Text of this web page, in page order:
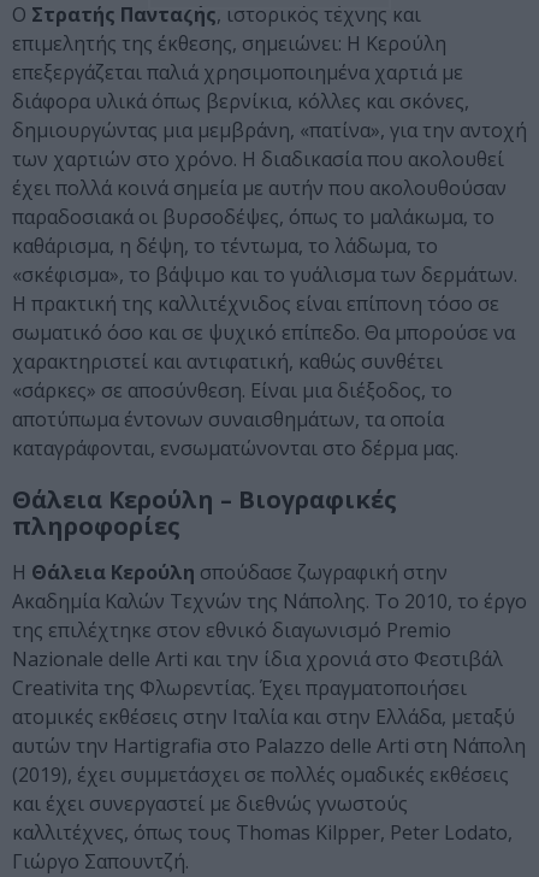
Ο Στρατής Πανταζής, ιστορικός τέχνης και
επιμελητής της έκθεσης, σημειώνει: Η Κερούλη
επεξεργάζεται παλιά χρησιμοποιημένα χαρτιά με
διάφορα υλικά όπως βερνίκια, κόλλες και σκόνες,
δημιουργώντας μια μεμβράνη, «πατίνα», για την αντοχή
των χαρτιών στο χρόνο. Η διαδικασία που ακολουθεί
έχει πολλά κοινά σημεία με αυτήν που ακολουθούσαν
παραδοσιακά οι βυρσοδέψες, όπως το μαλάκωμα, το
καθάρισμα, η δέψη, το τέντωμα, το λάδωμα, το
«σκέφισμα», το βάψιμο και το γυάλισμα των δερμάτων.
Η πρακτική της καλλιτέχνιδος είναι επίπονη τόσο σε
σωματικό όσο και σε ψυχικό επίπεδο. Θα μπορούσε να
χαρακτηριστεί και αντιφατική, καθώς συνθέτει
«σάρκες» σε αποσύνθεση. Είναι μια διέξοδος, το
αποτύπωμα έντονων συναισθημάτων, τα οποία
καταγράφονται, ενσωματώνονται στο δέρμα μας.
Θάλεια Κερούλη – Βιογραφικές
πληροφορίες
Η Θάλεια Κερούλη σπούδασε ζωγραφική στην
Ακαδημία Καλών Τεχνών της Νάπολης. Το 2010, το έργο
της επιλέχτηκε στον εθνικό διαγωνισμό Premio
Nazionale delle Arti και την ίδια χρονιά στο Φεστιβάλ
Creativita της Φλωρεντίας. Έχει πραγματοποιήσει
ατομικές εκθέσεις στην Ιταλία και στην Ελλάδα, μεταξύ
αυτών την Hartigrafia στο Palazzo delle Arti στη Νάπολη
(2019), έχει συμμετάσχει σε πολλές ομαδικές εκθέσεις
και έχει συνεργαστεί με διεθνώς γνωστούς
καλλιτέχνες, όπως τους Thomas Kilpper, Peter Lodato,
Γιώργο Σαπουντζή.